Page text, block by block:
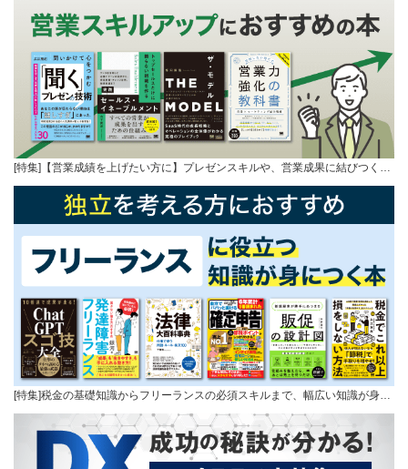
[特集]【営業成績を上げたい方に】プレゼンスキルや、営業成果に結びつく…
[特集]税金の基礎知識からフリーランスの必須スキルまで、幅広い知識が身…